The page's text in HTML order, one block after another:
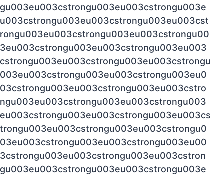
gu003eu003cstrongu003eu003cstrongu003e
u003cstrongu003eu003cstrongu003eu003cst
rongu003eu003cstrongu003eu003cstrongu00
3eu003cstrongu003eu003cstrongu003eu003
cstrongu003eu003cstrongu003eu003cstrongu
003eu003cstrongu003eu003cstrongu003eu0
03cstrongu003eu003cstrongu003eu003cstro
ngu003eu003cstrongu003eu003cstrongu003
eu003cstrongu003eu003cstrongu003eu003cs
trongu003eu003cstrongu003eu003cstrongu0
03eu003cstrongu003eu003cstrongu003eu00
3cstrongu003eu003cstrongu003eu003cstron
gu003eu003cstrongu003eu003cstrongu003e